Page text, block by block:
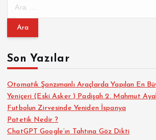
m
:Son Yazılar
Otomatik Şanzımanlı Araçlarda Yapılan En
Yeniçeri (Eski Asker ) Padişah 2. Mahmut
Futbolun Zirvesinde Yeniden İspanya
Patetik Nedir ?
ChatGPT Google’ın Tahtına Göz Dikti